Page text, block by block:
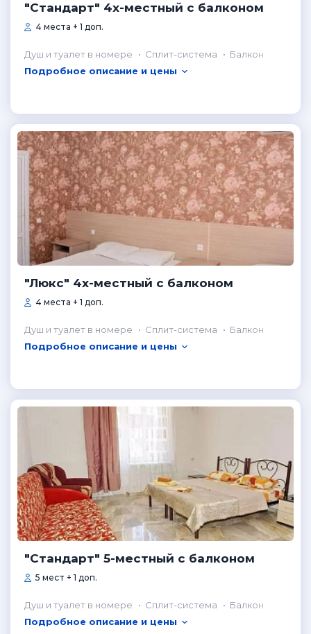
"Стандарт" 4х-местный с балконом
4 места + 1 доп.
Душ и туалет в номере Сплит-система
Балкон
Подробное описание и цены
"Люкс" 4х-местный с балконом
4 места + 1 доп.
Душ и туалет в номере Сплит-система
Балкон
Подробное описание и цены
"Стандарт" 5-местный с балконом
5 мест + 1 доп.
Душ и туалет в номере Сплит-система
Балкон
Подробное описание и цены